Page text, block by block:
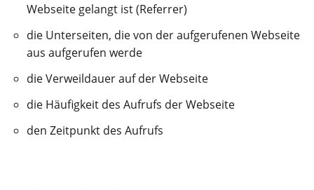
Webseite gelangt ist (Referrer)
die Unterseiten, die von der aufgerufenen Webseite
aus aufgerufen werde
die Verweildauer auf der Webseite
die Häufigkeit des Aufrufs der Webseite
den Zeitpunkt des Aufrufs